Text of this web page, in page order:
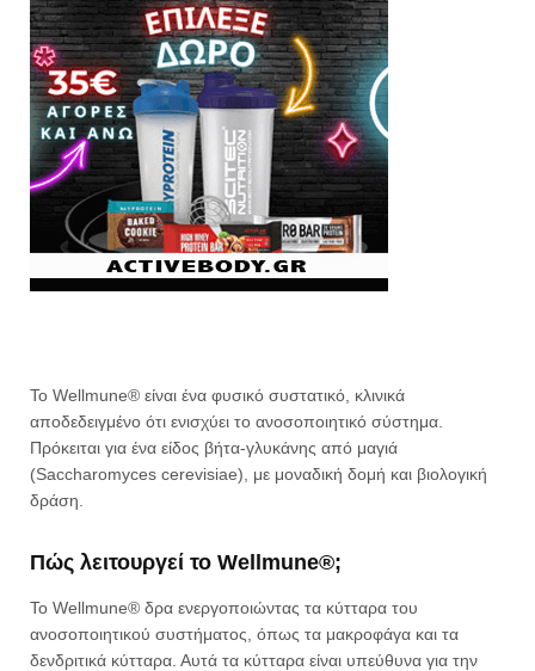
Το Wellmune® είναι ένα φυσικό συστατικό, κλινικά
αποδεδειγμένο ότι ενισχύει το ανοσοποιητικό σύστημα.
Πρόκειται για ένα είδος βήτα-γλυκάνης από μαγιά
(Saccharomyces cerevisiae), με μοναδική δομή και βιολογική
δράση.
Πώς λειτουργεί το Wellmune®;
Το Wellmune® δρα ενεργοποιώντας τα κύτταρα του
ανοσοποιητικού συστήματος, όπως τα μακροφάγα και τα
δενδριτικά κύτταρα. Αυτά τα κύτταρα είναι υπεύθυνα για την